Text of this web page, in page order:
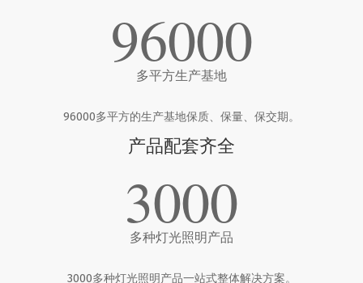
96000
多平方生产基地
96000多平方的生产基地保质、保量、保交期。
产品配套齐全
3000
多种灯光照明产品
3000多种灯光照明产品一站式整体解决方案。